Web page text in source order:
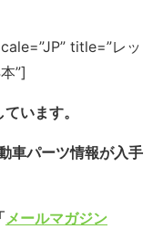
title=”レッ
”]
います。
車パーツ情報が入手
メールマガジン